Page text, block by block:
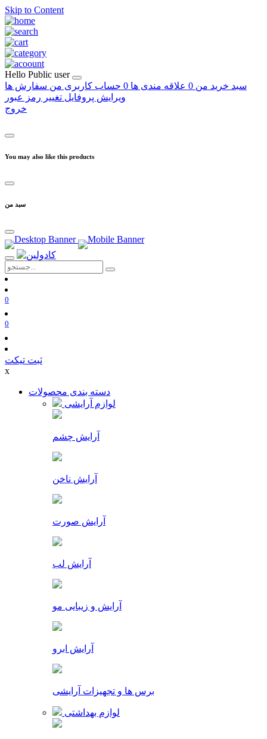
Skip to Content
Hello Public user
سبد خرید من 0 علاقه مندی ها 0 حساب کاربری من سفارش ها
ویرایش پروفایل تغییر رمز عبور
خروج
You may also like this products
سبد من
0
0
ثبت تیکت
x
دسته بندی محصولات
لوازم آرایشی
آرایش چشم
آرایش ناخن
آرایش صورت
آرایش لب
آرایش و زیبایی مو
آرایش ابرو
برس ها و تجهیزات آرایشی
لوازم بهداشتی